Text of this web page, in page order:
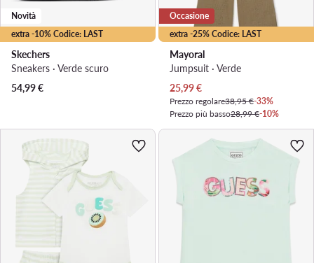
extra -10% Codice: LAST
Novità
Skechers
Sneakers · Verde scuro
54,99€
extra -25% Codice: LAST
Occasione
Mayoral
Jumpsuit · Verde
Prezzo attuale
25,99€
Prezzo regolare38,95 €-33%
Prezzo più basso28,99 €-10%